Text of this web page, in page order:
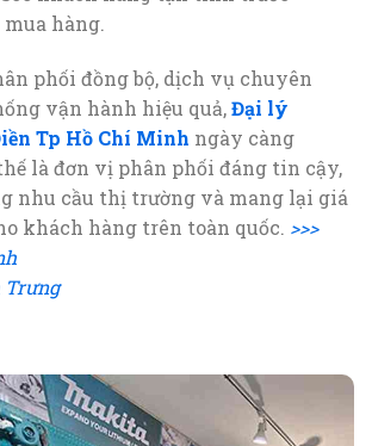
hàng.
phối đồng bộ, dịch vụ chuyên
vận hành hiệu quả,Đại lý
Tp Hồ Chí Minh ngày càng
là đơn vị phân phối đáng tin cậy,
nhu cầu thị trường và mang lại giá
khách hàng trên toàn quốc. >>>
Trưng